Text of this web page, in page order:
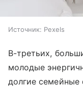
Источник: Pexels
В-третьих,
молодые
долгие семейные